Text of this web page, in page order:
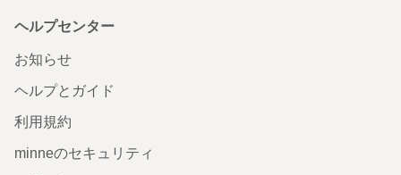
ヘルプセンター
お知らせ
ヘルプとガイド
利用規約
minneのセキュリティ